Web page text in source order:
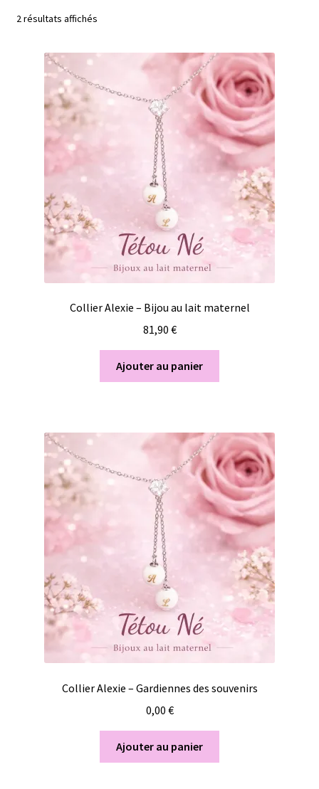
Envoyer votre lait maternel et autres éléments
Bijoux sans lait
Bijoux personnalisables à graver
Consultation allaitement
Contact
Panier
2 résultats affichés
Collier Alexie – Bijou au lait maternel
81,90 €
Ajouter au panier
Collier Alexie – Gardiennes des souvenirs
0,00 €
Ajouter au panier